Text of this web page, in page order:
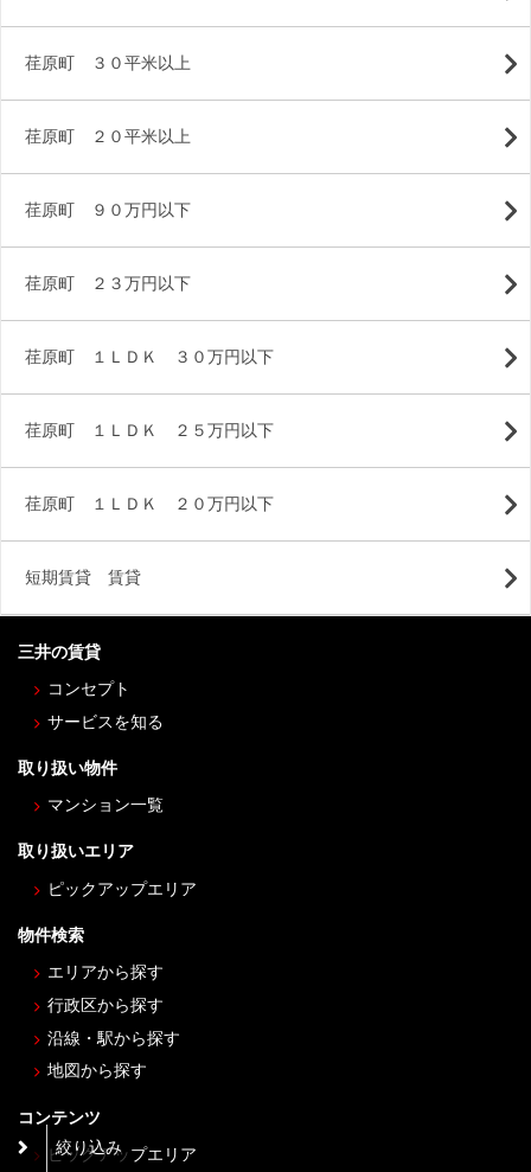
荏原町 ３０平米以上
荏原町 ２０平米以上
荏原町 ９０万円以下
荏原町 ２３万円以下
荏原町 １ＬＤＫ ３０万円以下
荏原町 １ＬＤＫ ２５万円以下
荏原町 １ＬＤＫ ２０万円以下
短期賃貸 賃貸
絞り込み
三井の賃貸
コンセプト
サービスを知る
取り扱い物件
マンション一覧
取り扱いエリア
ピックアップエリア
物件検索
エリアから探す
行政区から探す
沿線・駅から探す
地図から探す
コンテンツ
ピックアップエリア